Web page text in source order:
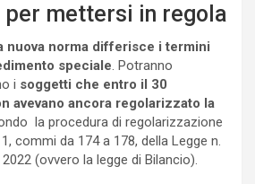
per mettersi in regola
nuova norma differisce i termini
speciale. Potranno
i soggetti che entro il 30
avevano ancora regolarizzato la
la procedura di regolarizzazione
commi da 174 a 178, della Legge n.
(ovvero la legge di Bilancio).